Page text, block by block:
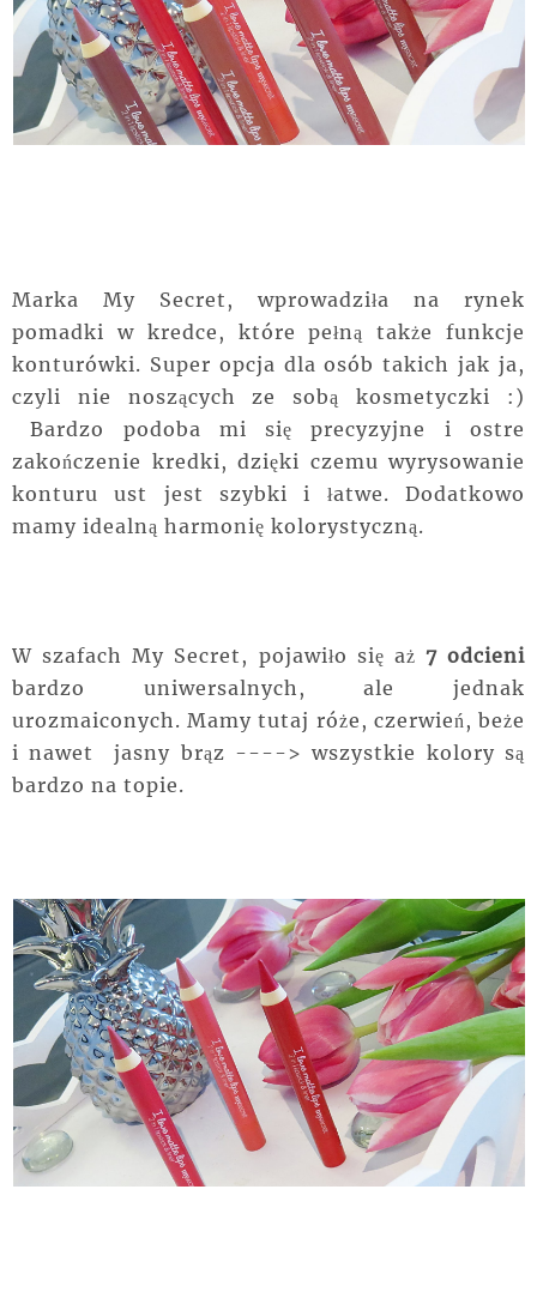
Marka My Secret, wprowadziła na rynek
pomadki w kredce, które pełną także funkcje
konturówki. Super opcja dla osób takich jak ja,
czyli nie noszących ze sobą kosmetyczki :)
Bardzo podoba mi się precyzyjne i ostre
zakończenie kredki, dzięki czemu wyrysowanie
konturu ust jest szybki i łatwe. Dodatkowo
mamy idealną harmonię kolorystyczną.
W szafach My Secret, pojawiło się aż 7 odcieni
bardzo uniwersalnych, ale jednak
urozmaiconych. Mamy tutaj róże, czerwień, beże
i nawet jasny brąz ----> wszystkie kolory są
bardzo na topie.